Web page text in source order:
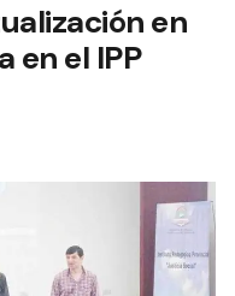
en
en el IPP